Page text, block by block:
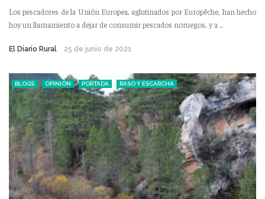
Los pescadores de la Unión Europea, aglutinados por Europêche, han hecho
hoy un llamamiento a dejar de consumir pescados noruegos, y a ...
El Diario Rural 25 de junio de 2021
BLOGS OPINIÓN PORTADA RASO Y ESCARCHA